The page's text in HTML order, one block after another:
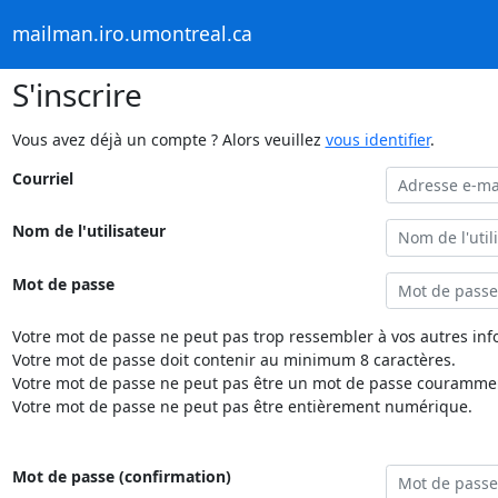
mailman.iro.umontreal.ca
S'inscrire
Vous avez déjà un compte ? Alors veuillez vous identifier.
Courriel
Nom de l'utilisateur
Mot de passe
Votre mot de passe ne peut pas trop ressembler à vos autres
Votre mot de passe doit contenir au minimum 8 caractères.
Votre mot de passe ne peut pas être un mot de passe
Votre mot de passe ne peut pas être entièrement numérique.
Mot de passe (confirmation)